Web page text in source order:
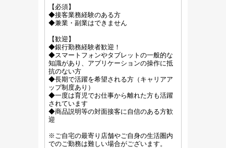
【必須】
◆接客業務経験のある方
◆兼業・副業はできません
【歓迎】
◆銀行勤務経験者歓迎！
◆スマートフォンやタブレットの一般的な
知識があり、アプリケーションの操作に抵
抗のない方
◆長期で活躍を希望される方（キャリアア
ップ制度あり）
◆一度は育児でお仕事から離れた方も活躍
されています
◆商品説明等の対面接客に自信のある方歓
迎
※ご自宅の最寄り店舗やご自身の生活圏内
でのご勤務は難しい場合がございます。